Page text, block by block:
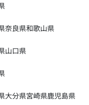
奈良県和歌山県
山口県
大分県宮崎県鹿児島県